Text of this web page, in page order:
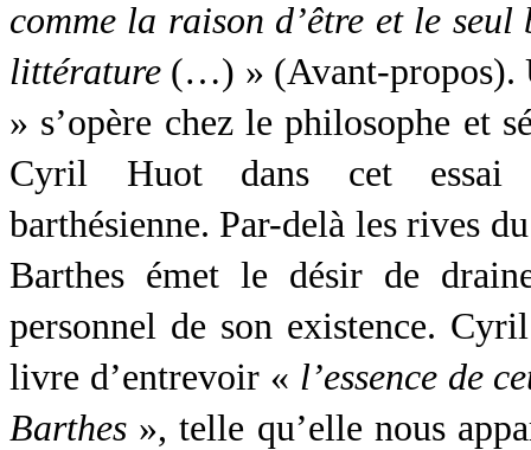
comme la raison d’être et le seul
littérature (…) » (Avant-propos).
» s’opère chez le philosophe et
Cyril Huot dans cet essai
barthésienne. Par-delà les rives
Barthes émet le désir de
personnel de son existence.
livre d’entrevoir « l’essence de
Barthes », telle qu’elle nous